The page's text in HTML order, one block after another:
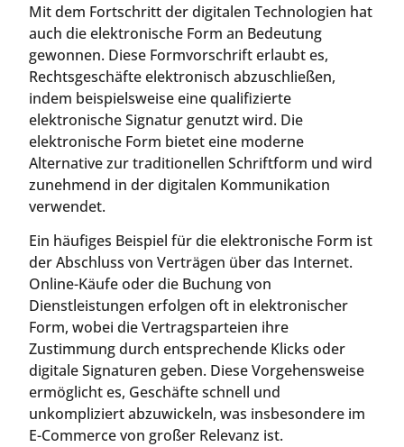
Mit dem Fortschritt der digitalen Technologien hat
auch die elektronische Form an Bedeutung
gewonnen. Diese Formvorschrift erlaubt es,
Rechtsgeschäfte elektronisch abzuschließen,
indem beispielsweise eine qualifizierte
elektronische Signatur genutzt wird. Die
elektronische Form bietet eine moderne
Alternative zur traditionellen Schriftform und wird
zunehmend in der digitalen Kommunikation
verwendet.
Ein häufiges Beispiel für die elektronische Form ist
der Abschluss von Verträgen über das Internet.
Online-Käufe oder die Buchung von
Dienstleistungen erfolgen oft in elektronischer
Form, wobei die Vertragsparteien ihre
Zustimmung durch entsprechende Klicks oder
digitale Signaturen geben. Diese Vorgehensweise
ermöglicht es, Geschäfte schnell und
unkompliziert abzuwickeln, was insbesondere im
E-Commerce von großer Relevanz ist.